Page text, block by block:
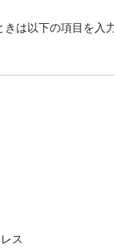
きは以下の項目を入
ス